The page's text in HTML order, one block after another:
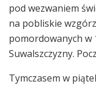
pod wezwaniem
na pobliskie
pomordowanych
Suwalszczyzny.
Tymczasem w